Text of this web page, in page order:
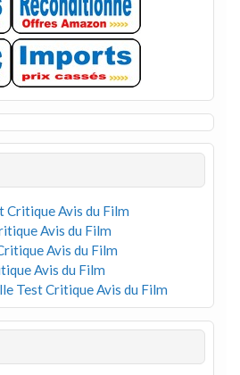
Critique Avis du Film
Avis du Film
Avis du Film
Avis du Film
Test Critique Avis du Film